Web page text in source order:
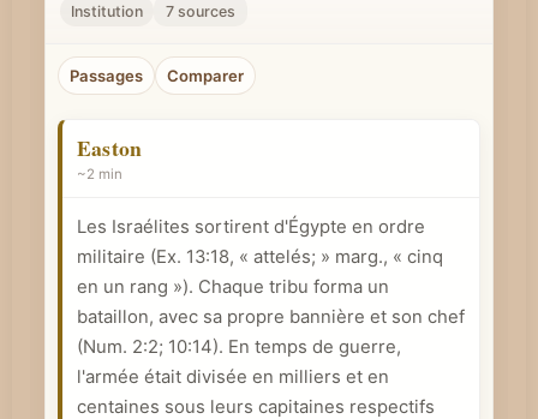
r
n
o
e
p
b
i
b
Institution 7 sources
Passages Comparer
Easton
~2 min
Les Israélites sortirent d'Égypte en ordre
militaire (Ex. 13:18, « attelés; » marg., « cinq
en un rang »). Chaque tribu forma un
bataillon, avec sa propre bannière et son chef
(Num. 2:2; 10:14). En temps de guerre,
l'armée était divisée en milliers et en
centaines sous leurs capitaines respectifs